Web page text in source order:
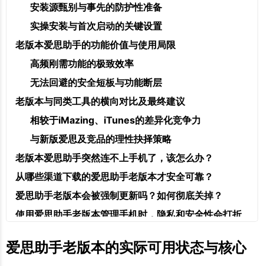
安装源甄别与事先的防护性准备
实操安装与首次启动的关键设置
老版本爱思助手的功能价值与使用局限
高频刚需功能的极致效率
无法回避的安全短板与功能断层
老版本与同类工具的横向对比及最终建议
相较于iMazing、iTunes的差异化竞争力
与新版爱思及竞品的理性抉择策略
老版本爱思助手突然连不上手机了，该怎么办？
从哪些渠道下载的爱思助手老版本才安全可靠？
爱思助手老版本会被强制更新吗？如何彻底关掉？
使用爱思助手老版本管理手机时，隐私和安全性会打折
爱思助手老版本的实际可用状态与核心